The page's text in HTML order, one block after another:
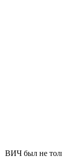
ВИЧ был не